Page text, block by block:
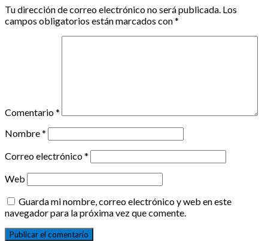
Tu dirección de correo electrónico no será publicada. Los
campos obligatorios están marcados con*
Comentario*
Nombre*
Correo electrónico*
Web
Guarda mi nombre, correo electrónico y web en este
navegador para la próxima vez que comente.